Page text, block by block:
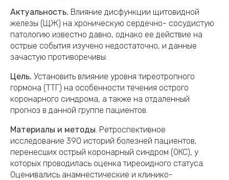
Актуальность. Влияние дисфункции щитовидной
железы (ЩЖ) на хроническую сердечно- сосудистую
патологию известно давно, однако ее действие на
острые события изучено недостаточно, и данные
зачастую противоречивы.
Цель. Установить влияние уровня тиреотропного
гормона (ТТГ) на особенности течения острого
коронарного синдрома, а также на отдаленный
прогноз в данной группе пациентов.
Материалы и методы. Ретроспективное
исследование 390 историй болезней пациентов,
перенесших острый коронарный синдром (ОКС), у
которых проводилась оценка тиреоидного статуса.
Оценивались анамнестические и клинико-